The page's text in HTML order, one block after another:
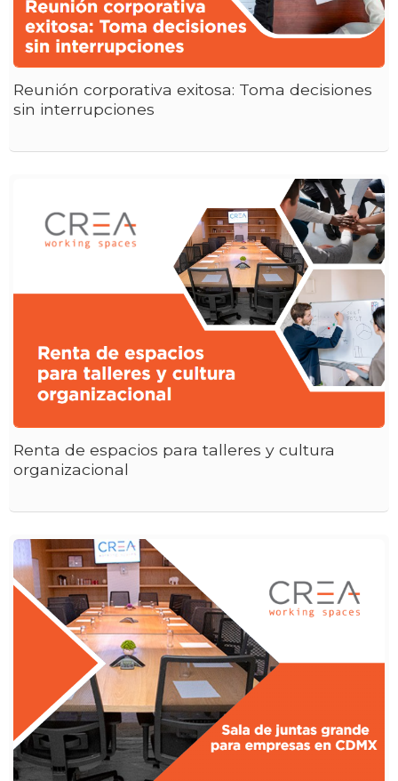
Reunión corporativa exitosa: Toma decisiones
sin interrupciones
Renta de espacios para talleres y cultura
organizacional